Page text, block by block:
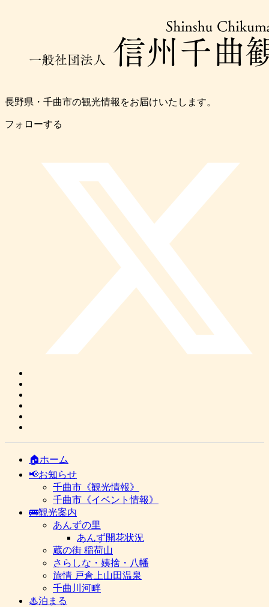
長野県・千曲市の観光情報をお届けいたします。
フォローする
🏠ホーム
📢お知らせ
千曲市《観光情報》
千曲市《イベント情報》
🚌観光案内
あんずの里
あんず開花状況
蔵の街 稲荷山
さらしな・姨捨・八幡
旅情 戸倉上山田温泉
千曲川河畔
♨泊まる